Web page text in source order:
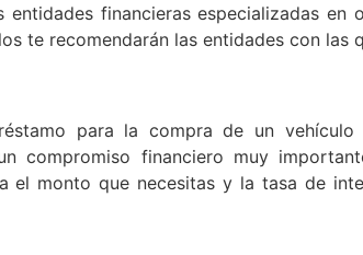
financieras especializadas en
te recomendarán las entidades con las
para la compra de un
compromiso financiero muy
el monto que necesitas y la tasa de